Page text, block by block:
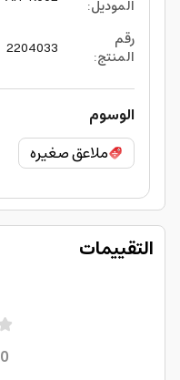
الموديل:
رقم
المنتج:
2204033
الوسوم
ملاعق صغيره
التقييمات
0